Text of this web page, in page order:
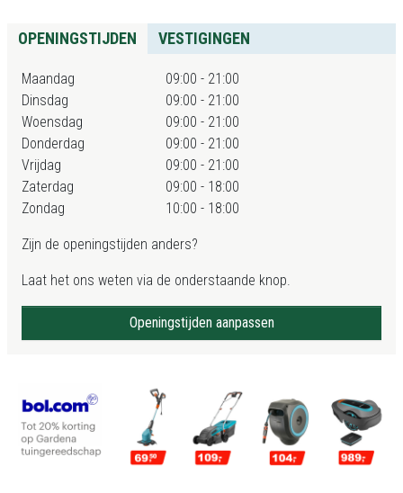
OPENINGSTIJDEN VESTIGINGEN
Maandag
09:00 - 21:00
Dinsdag
09:00 - 21:00
Woensdag
09:00 - 21:00
Donderdag
09:00 - 21:00
Vrijdag
09:00 - 21:00
Zaterdag
09:00 - 18:00
Zondag
10:00 - 18:00
Zijn de openingstijden anders?
Laat het ons weten via de onderstaande knop.
Openingstijden aanpassen